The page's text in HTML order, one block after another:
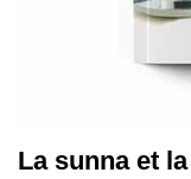
La sunna et